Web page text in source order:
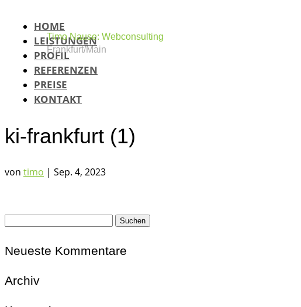
Timo Nause: Webconsulting
Frankfurt/Main
HOME
LEISTUNGEN
PROFIL
REFERENZEN
PREISE
KONTAKT
ki-frankfurt (1)
von timo | Sep. 4, 2023
Suchen
Neueste Kommentare
Archiv